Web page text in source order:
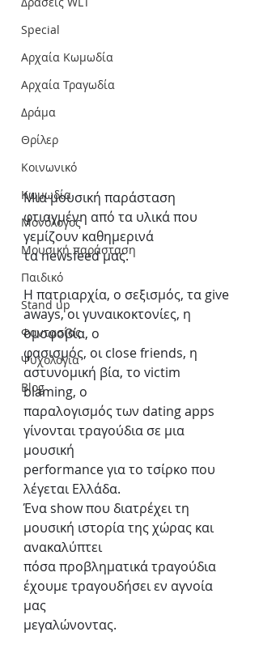
Special
Αρχαία Κωμωδία
Αρχαία Τραγωδία
Δράμα
Θρίλερ
Κοινωνικό
Κωμωδία
Μονόλογος
Μουσική παράσταση
Παιδικό
Stand up
Φαντασίας
Ψυχολογία
Blog
Μια μουσική παράσταση
φτιαγμένη από τα υλικά που
γεμίζουν καθημερινά
τα newsfeed μας.
Η πατριαρχία, ο σεξισμός, τα give
aways, οι γυναικοκτονίες, η
ομοφοβία, ο
φασισμός, οι close friends, η
αστυνομική βία, το victim
blaming, ο
παραλογισμός των dating apps
γίνονται τραγούδια σε μια
μουσική
performance για το τσίρκο που
λέγεται Ελλάδα.
Ένα show που διατρέχει τη
μουσική ιστορία της χώρας και
ανακαλύπτει
πόσα προβληματικά τραγούδια
έχουμε τραγουδήσει εν αγνοία
μας
μεγαλώνοντας.